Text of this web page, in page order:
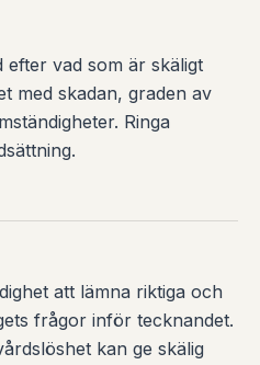
efter vad som är skäligt
med skadan, graden av
Ringa
att lämna riktiga och
frågor inför tecknandet.
kan ge skälig